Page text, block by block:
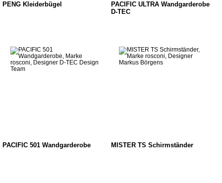
PENG Kleiderbügel
PACIFIC ULTRA Wandgarderobe
D-TEC
PACIFIC 501 Wandgarderobe MISTER TS Schirmständer